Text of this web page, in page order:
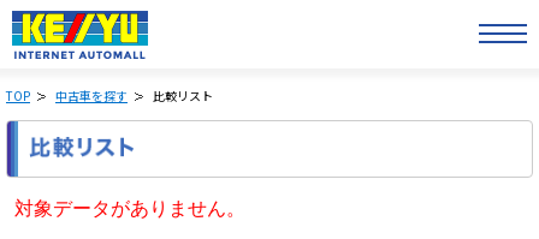
TOP 中古車を探す 比較リスト
対象データがありません。